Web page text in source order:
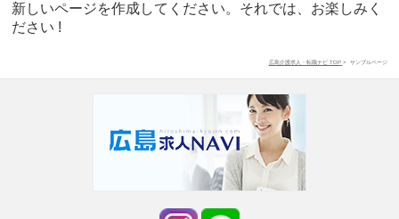
新しいページを作成してください。それでは、お楽しみく
ださい !
広島介護求人・転職ナビ TOP サンプルページ